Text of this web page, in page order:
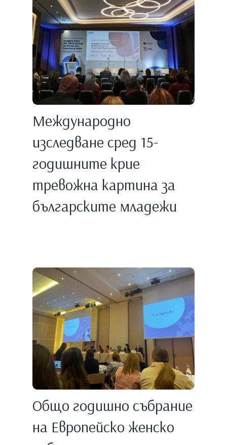
Международно
изследване сред 15-
годишните крие
тревожна картина за
българските младежи
Общо годишно събрание
на Европейско женско